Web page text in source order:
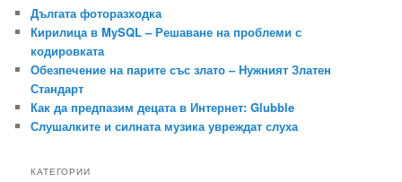
Дългата фоторазходка
Кирилица в MySQL – Решаване на проблеми с
кодировката
Обезпечение на парите със злато – Нужният Златен
Стандарт
Как да предпазим децата в Интернет: Glubble
Слушалките и силната музика увреждат слуха
КАТЕГОРИИ